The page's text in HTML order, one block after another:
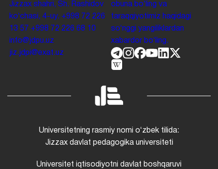
Jizzax shahri, Sh. Rashidov
koʻchasi, 4-uy. +998 72 226
13 57 +998 72 226 68 10
info@jdpu.uz
jiz.jdpi@exat.uz
obuna boʻling va
taraqqiyotimiz haqidagi
soʻnggi yangiliklardan
xabardor boʻling.
Universitetning rasmiy nomi oʻzbek tilida:
Jizzax davlat pedagogika universiteti
Universitet iqtisodiyotni davlat boshqaruvi